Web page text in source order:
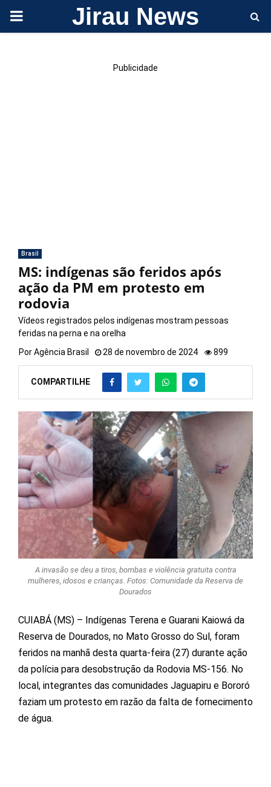
PRIMARY Jirau News
Publicidade
Brasil
MS: indígenas são feridos após
ação da PM em protesto em
rodovia
Vídeos registrados pelos indígenas mostram pessoas
feridas na perna e na orelha
PorAgência Brasil 28 de novembro de 2024 899
COMPARTILHE
A invasão se deu a tiros, bombas e violência gratuita contra
mulheres, idosos e crianças. Fotos: Comunidade da Reserva de
Dourados
CUIABÁ (MS) – Indígenas Terena e Guarani Kaiowá da
Reserva de Dourados, no Mato Grosso do Sul, foram
feridos na manhã desta quarta-feira (27) durante ação
da polícia para desobstrução da Rodovia MS-156. No
local, integrantes das comunidades Jaguapiru e Bororó
faziam um protesto em razão da falta de fornecimento
de água.